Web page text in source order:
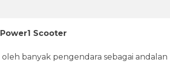
Scooter
oleh banyak pengendara sebagai